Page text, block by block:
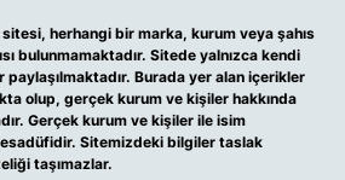
herhangi bir marka, kurum veya şahıs
bulunmamaktadır. Sitede yalnızca kendi
paylaşılmaktadır. Burada yer alan içerikler
olup, gerçek kurum ve kişiler hakkında
Gerçek kurum ve kişiler ile isim
Sitemizdeki bilgiler taslak
taşımazlar.